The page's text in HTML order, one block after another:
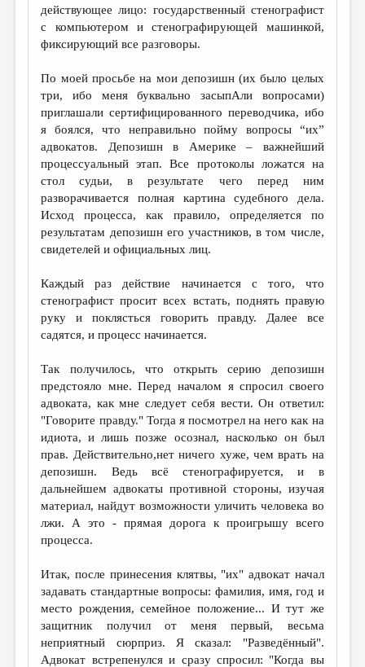
действующее лицо: государственный стенографист
с компьютером и стенографирующей машинкой,
фиксирующий все разговоры.
По моей просьбе на мои депозишн (их было целых
три, ибо меня буквально засыпАли вопросами)
приглашали сертифицированного переводчика, ибо
я боялся, что неправильно пойму вопросы “их”
адвокатов. Депозишн в Америке – важнейший
процессуальный этап. Все протоколы ложатся на
стол судьи, в результате чего перед ним
разворачивается полная картина судебного дела.
Исход процесса, как правило, определяется по
результатам депозишн его участников, в том числе,
свидетелей и официальных лиц.
Каждый раз действие начинается с того, что
стенографист просит всех встать, поднять правую
руку и поклясться говорить правду. Далее все
садятся, и процесс начинается.
Так получилось, что открыть серию депозишн
предстояло мне. Перед началом я спросил своего
адвоката, как мне следует себя вести. Он ответил:
"Говорите правду." Тогда я посмотрел на него как на
идиота, и лишь позже осознал, насколько он был
прав. Действительно,нет ничего хуже, чем врать на
депозишн. Ведь всё стенографируется, и в
дальнейшем адвокаты противной стороны, изучая
материал, найдут возможности уличить человека во
лжи. А это - прямая дорога к проигрышу всего
процесса.
Итак, после принесения клятвы, "их" адвокат начал
задавать стандартные вопросы: фамилия, имя, год и
место рождения, семейное положение... И тут же
защитник получил от меня первый, весьма
неприятный сюрприз. Я сказал: "Разведённый".
Адвокат встрепенулся и сразу спросил: "Когда вы